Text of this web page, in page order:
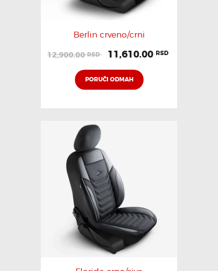
Berlin crveno/crni
12,900.00RSD 11,610.00 RSD
PORUČI ODMAH